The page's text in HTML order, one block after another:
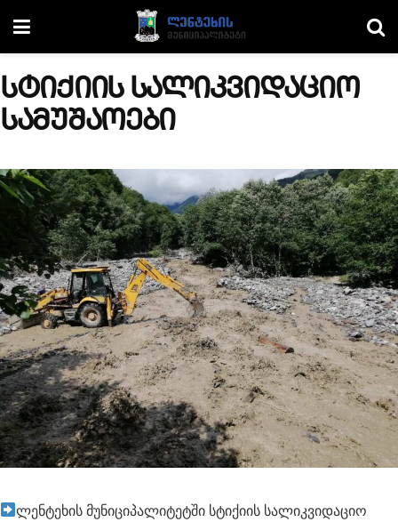
სტიქიის სალიკვიდაციო
სამუშაოები
ლენტეხის მუნიციპალიტეტში სტიქიის სალიკვიდაციო